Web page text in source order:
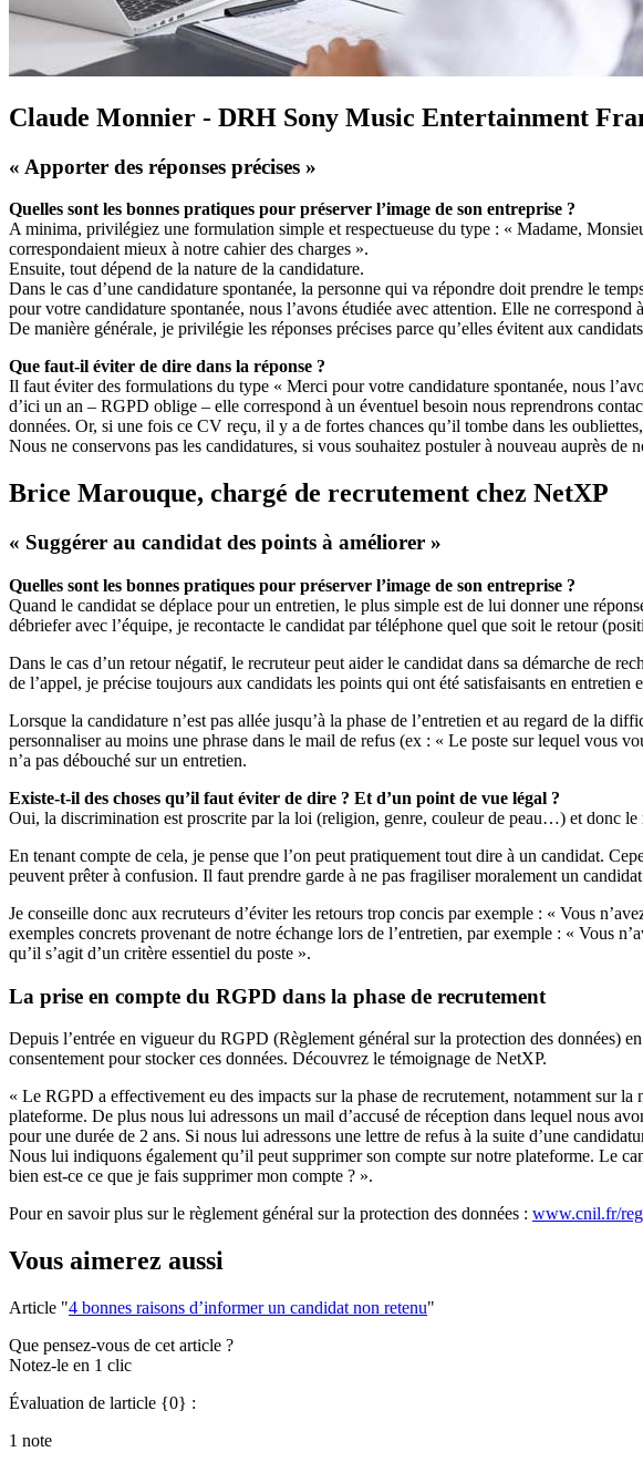
Claude Monnier - DRH Sony Music Entertainment
« Apporter des réponses précises »
Quelles sont les bonnes pratiques pour préserver l’image de son entreprise ?
A minima, privilégiez une formulation simple et respectueuse du type : « Madame,
correspondaient mieux à notre cahier des charges ».
Ensuite, tout dépend de la nature de la candidature.
Dans le cas d’une candidature spontanée, la personne qui va répondre doit prendre le
pour votre candidature spontanée, nous l’avons étudiée avec attention. Elle ne correspond
De manière générale, je privilégie les réponses précises parce qu’elles évitent aux
Que faut-il éviter de dire dans la réponse ?
Il faut éviter des formulations du type « Merci pour votre candidature spontanée, nous
d’ici un an – RGPD oblige – elle correspond à un éventuel besoin nous reprendrons
données. Or, si une fois ce CV reçu, il y a de fortes chances qu’il tombe dans les
Nous ne conservons pas les candidatures, si vous souhaitez postuler à nouveau auprès
Brice Marouque, chargé de recrutement chez NetXP
« Suggérer au candidat des points à améliorer »
Quelles sont les bonnes pratiques pour préserver l’image de son entreprise ?
Quand le candidat se déplace pour un entretien, le plus simple est de lui donner une
débriefer avec l’équipe, je recontacte le candidat par téléphone quel que soit le retour
Dans le cas d’un retour négatif, le recruteur peut aider le candidat dans sa démarche de
de l’appel, je précise toujours aux candidats les points qui ont été satisfaisants en
Lorsque la candidature n’est pas allée jusqu’à la phase de l’entretien et au regard de la
personnaliser au moins une phrase dans le mail de refus (ex : « Le poste sur lequel vous
n’a pas débouché sur un entretien.
Existe-t-il des choses qu’il faut éviter de dire ? Et d’un point de vue légal ?
Oui, la discrimination est proscrite par la loi (religion, genre, couleur de peau…) et donc
En tenant compte de cela, je pense que l’on peut pratiquement tout dire à un candidat.
peuvent prêter à confusion. Il faut prendre garde à ne pas fragiliser moralement un
Je conseille donc aux recruteurs d’éviter les retours trop concis par exemple : « Vous
exemples concrets provenant de notre échange lors de l’entretien, par exemple : « Vous
qu’il s’agit d’un critère essentiel du poste ».
La prise en compte du RGPD dans la phase de recrutement
Depuis l’entrée en vigueur du RGPD (Règlement général sur la protection des données)
consentement pour stocker ces données. Découvrez le témoignage de NetXP.
« Le RGPD a effectivement eu des impacts sur la phase de recrutement, notamment sur
plateforme. De plus nous lui adressons un mail d’accusé de réception dans lequel nous
pour une durée de 2 ans. Si nous lui adressons une lettre de refus à la suite d’une
Nous lui indiquons également qu’il peut supprimer son compte sur notre plateforme. Le
bien est-ce ce que je fais supprimer mon compte ? ».
Pour en savoir plus sur le règlement général sur la protection des données : www.cnil.fr/
Vous aimerez aussi
Article "4 bonnes raisons d’informer un candidat non retenu"
Que pensez-vous de cet article ?
Notez-le en 1 clic
Évaluation de larticle {0} :
1 note